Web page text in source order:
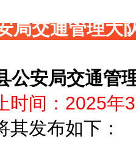
局交通管理大
公安局交通管
时间：2025年
其发布如下：